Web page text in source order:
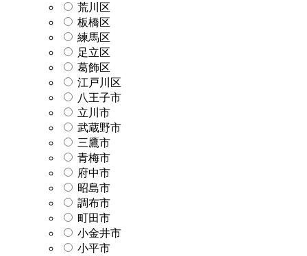
荒川区
板橋区
練馬区
足立区
葛飾区
江戸川区
八王子市
立川市
武蔵野市
三鷹市
青梅市
府中市
昭島市
調布市
町田市
小金井市
小平市